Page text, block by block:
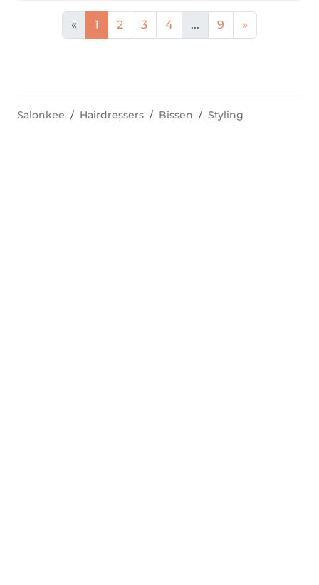
« 1 2 3 4 ... 9 »
Salonkee Hairdressers Bissen Styling